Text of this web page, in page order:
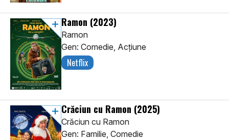
Ramon (2023)
Ramon
Gen: Comedie, Acţiune
Netflix
Crăciun cu Ramon (2025)
Crăciun cu Ramon
Gen: Familie, Comedie